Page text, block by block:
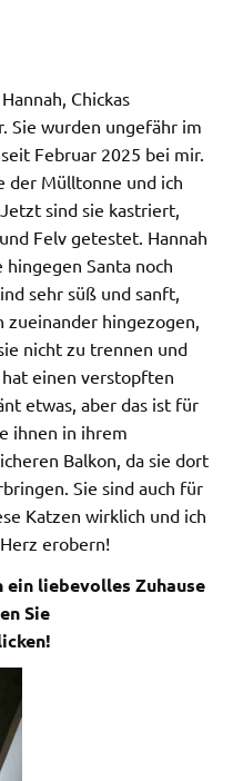
Chickas
Sie wurden ungefähr im
Februar 2025 bei mir.
der Mülltonne und ich
sind sie kastriert,
Felv getestet. Hannah
Santa noch
sehr süß und sanft,
hingezogen,
nicht zu trennen und
hat einen verstopften
etwas, aber das ist für
ihnen in ihrem
Balkon, da sie dort
Sie sind auch für
Katzen wirklich und ich
erobern!
ein liebevolles Zuhause
Sie